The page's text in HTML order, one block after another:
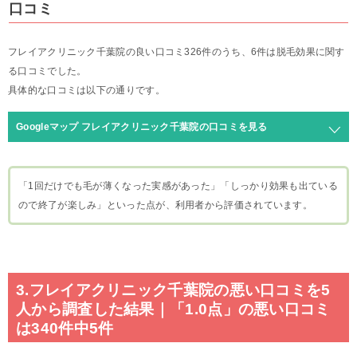
口コミ
フレイアクリニック千葉院の良い口コミ326件のうち、6件は脱毛効果に関す
る口コミでした。
具体的な口コミは以下の通りです。
Googleマップ フレイアクリニック千葉院の口コミを見る
「1回だけでも毛が薄くなった実感があった」「しっかり効果も出ている
ので終了が楽しみ」といった点が、利用者から評価されています。
3.フレイアクリニック千葉院の悪い口コミを5
人から調査した結果｜「1.0点」の悪い口コミ
は340件中5件